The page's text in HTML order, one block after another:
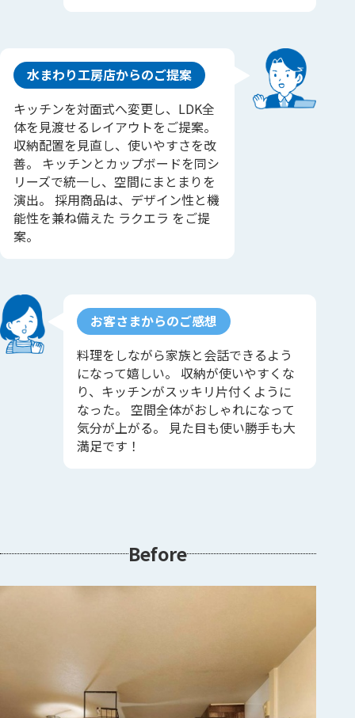
水まわり工房店からのご提案
キッチンを対面式へ変更し、LDK全
体を見渡せるレイアウトをご提案。
収納配置を見直し、使いやすさを改
善。 キッチンとカップボードを同シ
リーズで統一し、空間にまとまりを
演出。 採用商品は、デザイン性と機
能性を兼ね備えた ラクエラ をご提
案。
お客さまからのご感想
料理をしながら家族と会話できるよう
になって嬉しい。 収納が使いやすくな
り、キッチンがスッキリ片付くように
なった。 空間全体がおしゃれになって
気分が上がる。 見た目も使い勝手も大
満足です！
Before